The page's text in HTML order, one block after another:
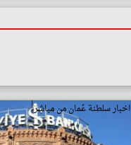
اخبار سلطنة عُمان من مباشر